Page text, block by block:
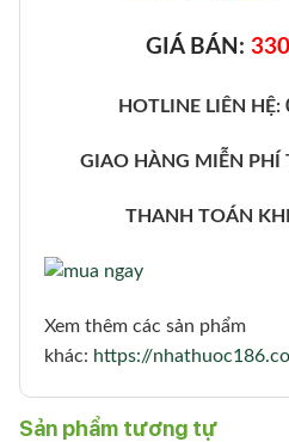
GIÁ BÁN:
HOTLINE LIÊN HỆ:
GIAO HÀNG MIỄN PHÍ
THANH TOÁN
Xem thêm các sản phẩm
khác: https://
Sản phẩm tương tự